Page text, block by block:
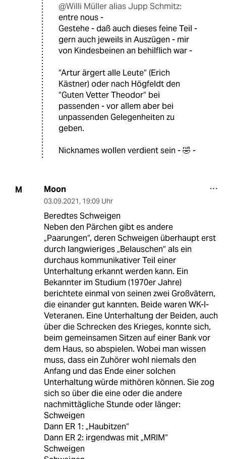
@Willi Müller alias Jupp Schmitz:
entre nous -
Gestehe - daß auch dieses feine Teil -
gern auch jeweils in Auszügen - mir
von Kindesbeinen an behilflich war -
“Artur ärgert alle Leute“ (Erich
Kästner) oder nach Högfeldt den
“Guten Vetter Theodor“ bei
passenden - vor allem aber bei
unpassenden Gelegenheiten zu
geben.
Nicknames wollen verdient sein - 🤣 -
M Moon
03.09.2021, 19:09 Uhr
Beredtes Schweigen
Neben den Pärchen gibt es andere
„Paarungen“, deren Schweigen überhaupt erst
durch langwieriges „Belauschen“ als ein
durchaus kommunikativer Teil einer
Unterhaltung erkannt werden kann. Ein
Bekannter im Studium (1970er Jahre)
berichtete einmal von seinen zwei Großvätern,
die einander gut kannten. Beide waren WK-I-
Veteranen. Eine Unterhaltung der Beiden, auch
über die Schrecken des Krieges, konnte sich,
beim gemeinsamen Sitzen auf einer Bank vor
dem Haus, so abspielen. Wobei man wissen
muss, dass ein Zuhörer wohl niemals den
Anfang und das Ende einer solchen
Unterhaltung würde mithören können. Sie zog
sich so über die eine oder die andere
nachmittägliche Stunde oder länger:
Schweigen
Dann ER 1: „Haubitzen“
Dann ER 2: irgendwas mit „MRIM“
Schweigen